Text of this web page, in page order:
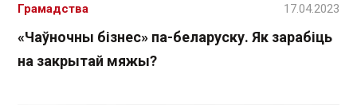
«Чаўночны бізнес» па-беларуску. Як зарабіць
на закрытай мяжы?
Грамадства 17.04.2023